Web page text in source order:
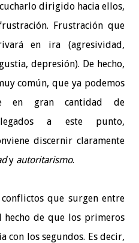
dirigido hacia ellos,
Frustración que
en ira (agresividad,
depresión). De hecho,
común, que ya podemos
en gran cantidad de
a este punto,
discernir claramente
y autoritarismo.
que surgen entre
de que los primeros
los segundos. Es decir,